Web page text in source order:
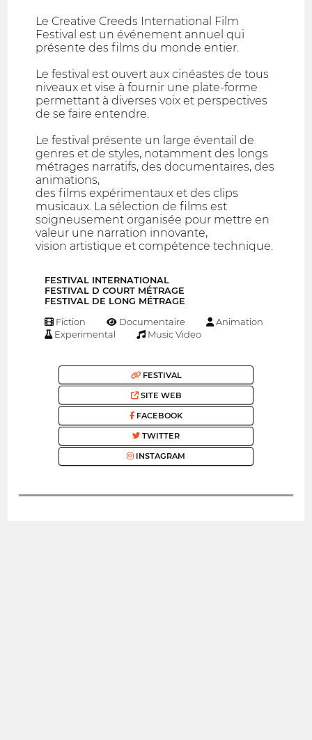
Le Creative Creeds International Film
Festival est un événement annuel qui
présente des films du monde entier.
Le festival est ouvert aux cinéastes de tous
niveaux et vise à fournir une plate-forme
permettant à diverses voix et perspectives
de se faire entendre.
Le festival présente un large éventail de
genres et de styles, notamment des longs
métrages narratifs, des documentaires, des
animations,
des films expérimentaux et des clips
musicaux. La sélection de films est
soigneusement organisée pour mettre en
valeur une narration innovante,
vision artistique et compétence technique.
FESTIVAL INTERNATIONAL
FESTIVAL D COURT MÉTRAGE
FESTIVAL DE LONG MÉTRAGE
Fiction Documentaire
Animation
Experimental
Music Video
FESTIVAL
SITE WEB
FACEBOOK
TWITTER
INSTAGRAM